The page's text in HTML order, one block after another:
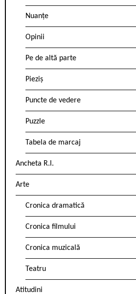
Nuanțe
Opinii
Pe de altă parte
Pieziș
Puncte de vedere
Puzzle
Tabela de marcaj
Ancheta R.l.
Arte
Cronica dramatică
Cronica filmului
Cronica muzicală
Teatru
Atitudini